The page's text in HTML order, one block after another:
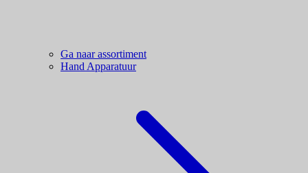
Ga naar assortiment
Hand Apparatuur